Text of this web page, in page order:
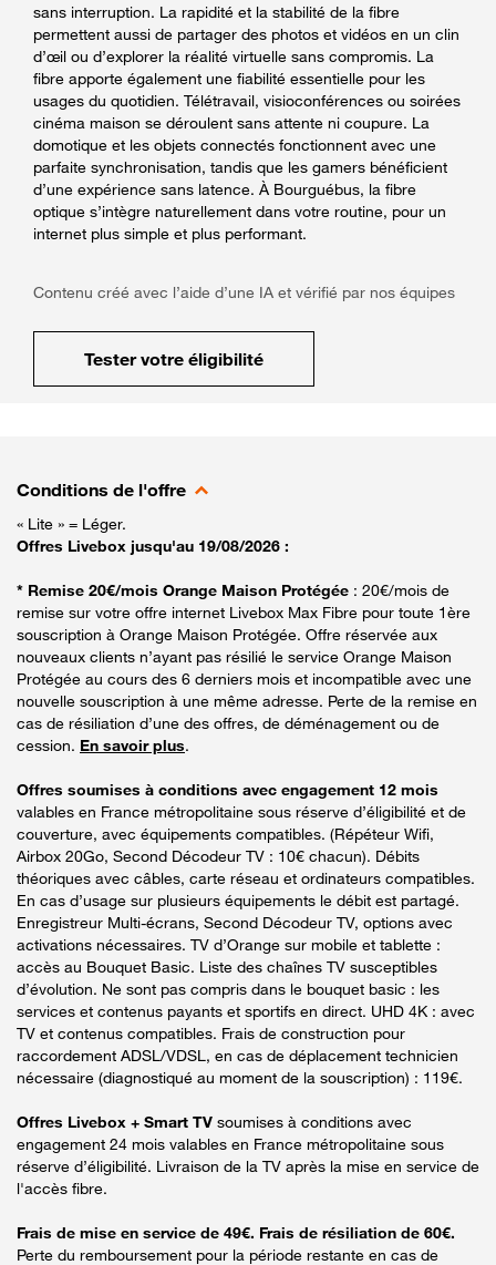
sans interruption. La rapidité et la stabilité de la fibre
permettent aussi de partager des photos et vidéos en un clin
d’œil ou d’explorer la réalité virtuelle sans compromis. La
fibre apporte également une fiabilité essentielle pour les
usages du quotidien. Télétravail, visioconférences ou soirées
cinéma maison se déroulent sans attente ni coupure. La
domotique et les objets connectés fonctionnent avec une
parfaite synchronisation, tandis que les gamers bénéficient
d’une expérience sans latence. À Bourguébus, la fibre
optique s’intègre naturellement dans votre routine, pour un
internet plus simple et plus performant.
Contenu créé avec l’aide d’une IA et vérifié par nos équipes
Tester votre éligibilité
Conditions de l'offre
« Lite » = Léger.
Offres Livebox jusqu'au 19/08/2026 :
* Remise 20€/mois Orange Maison Protégée : 20€/mois de
remise sur votre offre internet Livebox Max Fibre pour toute 1ère
souscription à Orange Maison Protégée. Offre réservée aux
nouveaux clients n’ayant pas résilié le service Orange Maison
Protégée au cours des 6 derniers mois et incompatible avec une
nouvelle souscription à une même adresse. Perte de la remise en
cas de résiliation d’une des offres, de déménagement ou de
cession. En savoir plus.
Offres soumises à conditions avec engagement 12 mois
valables en France métropolitaine sous réserve d’éligibilité et de
couverture, avec équipements compatibles. (Répéteur Wifi,
Airbox 20Go, Second Décodeur TV : 10€ chacun). Débits
théoriques avec câbles, carte réseau et ordinateurs compatibles.
En cas d’usage sur plusieurs équipements le débit est partagé.
Enregistreur Multi-écrans, Second Décodeur TV, options avec
activations nécessaires. TV d’Orange sur mobile et tablette :
accès au Bouquet Basic. Liste des chaînes TV susceptibles
d’évolution. Ne sont pas compris dans le bouquet basic : les
services et contenus payants et sportifs en direct. UHD 4K : avec
TV et contenus compatibles. Frais de construction pour
raccordement ADSL/VDSL, en cas de déplacement technicien
nécessaire (diagnostiqué au moment de la souscription) : 119€.
Offres Livebox + Smart TV soumises à conditions avec
engagement 24 mois valables en France métropolitaine sous
réserve d’éligibilité. Livraison de la TV après la mise en service de
l'accès fibre.
Frais de mise en service de 49€. Frais de résiliation de 60€.
Perte du remboursement pour la période restante en cas de